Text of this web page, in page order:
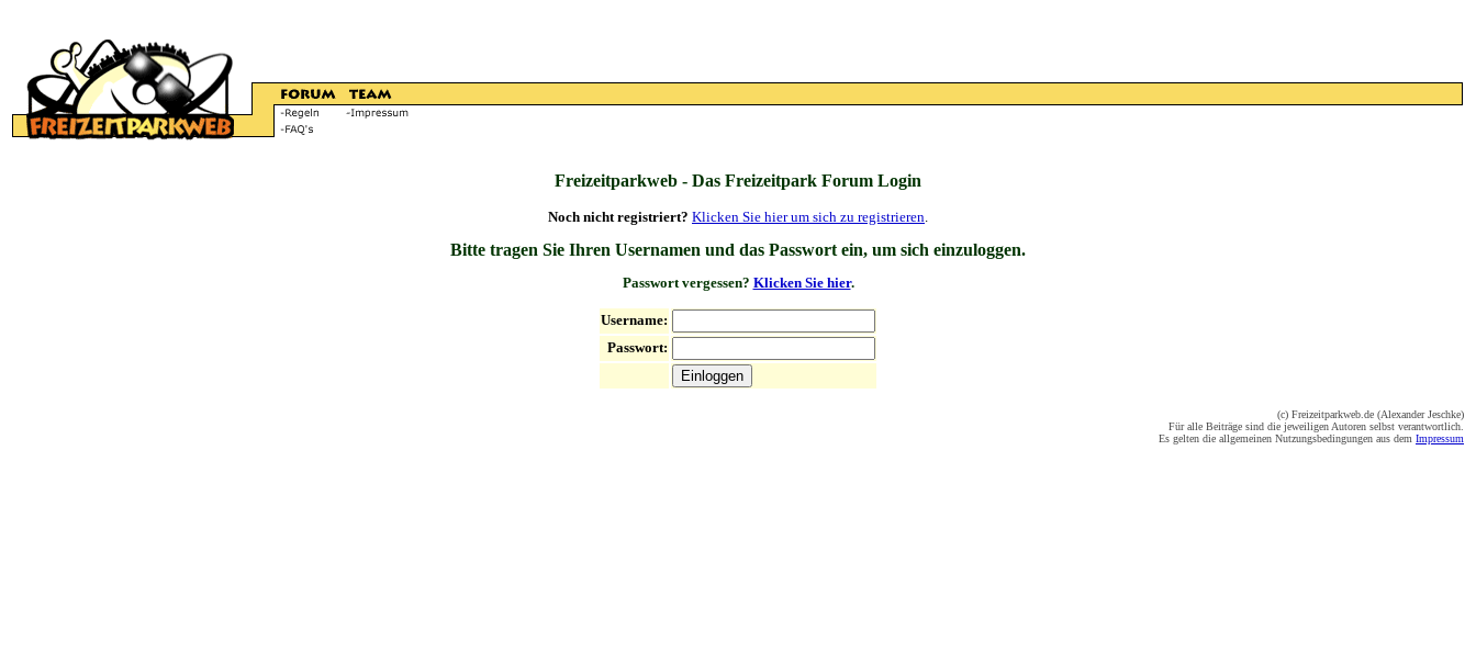
Freizeitparkweb - Das Freizeitpark Forum Login
Noch nicht registriert? Klicken Sie hier um sich zu registrieren.
Bitte tragen Sie Ihren Usernamen und das Passwort ein, um sich einzuloggen.
Passwort vergessen? Klicken Sie hier.
Username:
Passwort:
(c) Freizeitparkweb.de (Alexander Jeschke)
Für alle Beiträge sind die jeweiligen Autoren selbst verantwortlich.
Es gelten die allgemeinen Nutzungsbedingungen aus dem Impressum